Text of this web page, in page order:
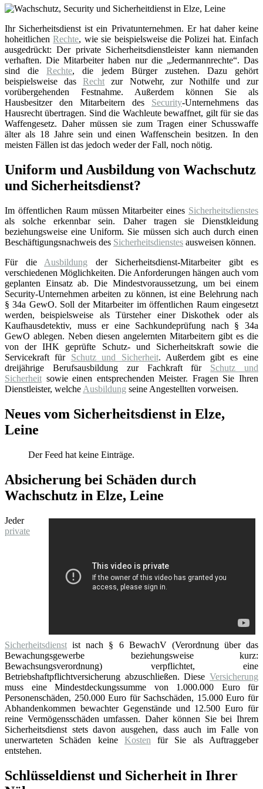
Ihr Sicherheitsdienst ist ein Privatunternehmen. Er hat daher keine
hoheitlichenRechte, wie sie beispielsweise die Polizei hat. Einfach
ausgedrückt: Der private Sicherheitsdienstleister kann niemanden
verhaften. Die Mitarbeiter haben nur die „Jedermannrechte“. Das
sind dieRechte, die jedem Bürger zustehen. Dazu gehört
beispielsweise dasRecht zur Notwehr, zur Nothilfe und zur
vorübergehenden Festnahme. Außerdem können Sie als
Hausbesitzer den Mitarbeitern des Security-Unternehmens das
Hausrecht übertragen. Sind die Wachleute bewaffnet, gilt für sie das
Waffengesetz. Daher müssen sie zum Tragen einer Schusswaffe
älter als 18 Jahre sein und einen Waffenschein besitzen. In den
meisten Fällen ist das jedoch weder der Fall, noch nötig.
Uniform und Ausbildung von Wachschutz
und Sicherheitsdienst?
Im öffentlichen Raum müssen Mitarbeiter eines Sicherheitsdienstes
als solche erkennbar sein. Daher tragen sie Dienstkleidung
beziehungsweise eine Uniform. Sie müssen sich auch durch einen
Beschäftigungsnachweis des Sicherheitsdienstes ausweisen können.
Für die Ausbildung der Sicherheitsdienst-Mitarbeiter gibt es
verschiedenen Möglichkeiten. Die Anforderungen hängen auch vom
geplanten Einsatz ab. Die Mindestvoraussetzung, um bei einem
Security-Unternehmen arbeiten zu können, ist eine Belehrung nach
§ 34a GewO. Soll der Mitarbeiter im öffentlichen Raum eingesetzt
werden, beispielsweise als Türsteher einer Diskothek oder als
Kaufhausdetektiv, muss er eine Sachkundeprüfung nach § 34a
GewO ablegen. Neben diesen angelernten Mitarbeitern gibt es die
von der IHK geprüfte Schutz- und Sicherheitskraft sowie die
Servicekraft für Schutz und Sicherheit. Außerdem gibt es eine
dreijährige Berufsausbildung zur Fachkraft für Schutz und
Sicherheit sowie einen entsprechenden Meister. Fragen Sie Ihren
Dienstleister, welche Ausbildung seine Angestellten vorweisen.
Neues vom Sicherheitsdienst in Elze,
Leine
Der Feed hat keine Einträge.
Absicherung bei Schäden durch
Wachschutz in Elze, Leine
Jeder
private
Sicherheitsdienst ist nach § 6 BewachV (Verordnung über das
Bewachungsgewerbe beziehungsweise kurz:
Bewachsungsverordnung) verpflichtet, eine
Betriebshaftpflichtversicherung abzuschließen. Diese Versicherung
muss eine Mindestdeckungssumme von 1.000.000 Euro für
Personenschäden, 250.000 Euro für Sachschäden, 15.000 Euro für
Abhandenkommen bewachter Gegenstände und 12.500 Euro für
reine Vermögensschäden umfassen. Daher können Sie bei Ihrem
Sicherheitsdienst stets davon ausgehen, dass auch im Falle von
unerwarteten Schäden keine Kosten für Sie als Auftraggeber
entstehen.
Schlüsseldienst und Sicherheit in Ihrer